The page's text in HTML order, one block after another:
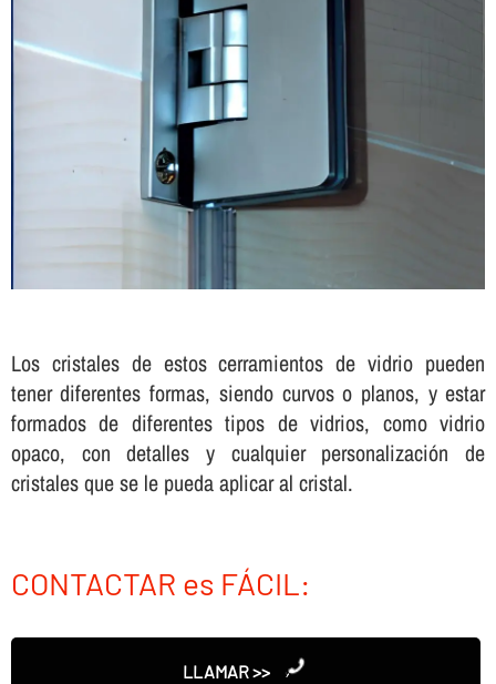
Los cristales de estos cerramientos de vidrio pueden
tener diferentes formas, siendo curvos o planos, y estar
formados de diferentes tipos de vidrios, como vidrio
opaco, con detalles y cualquier personalización de
cristales que se le pueda aplicar al cristal.
CONTACTAR es FÁCIL:
LLAMAR >>